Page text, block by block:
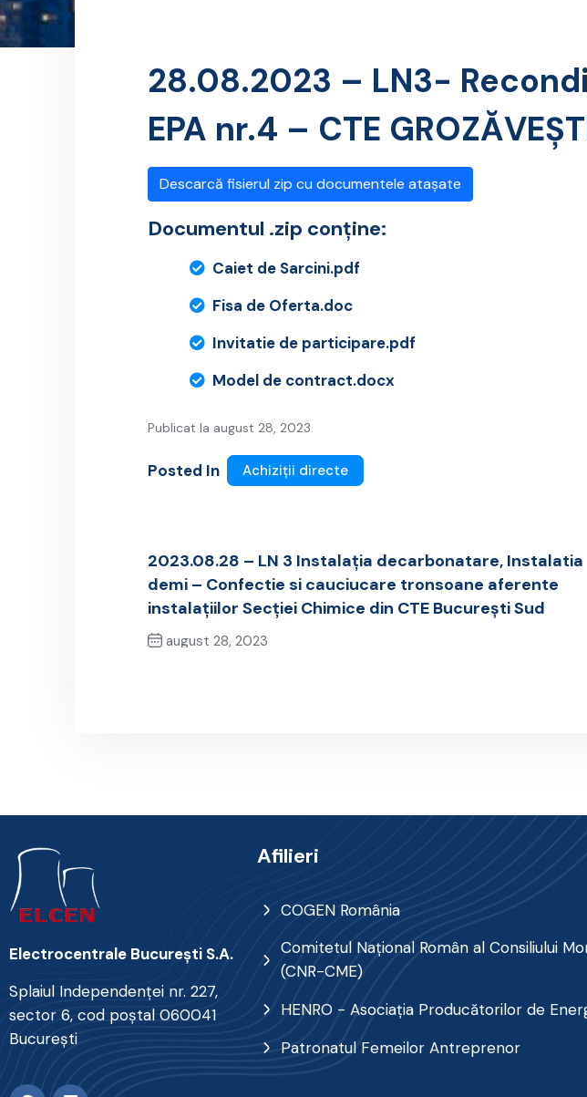
28.08.2023 – LN3-
EPA nr.4 – CTE
Descarcă fisierul zip cu documentele atașate
Documentul .zip conține:
Caiet de Sarcini.pdf
Fisa de Oferta.doc
Invitatie de participare.pdf
Model de contract.docx
Publicat la august 28, 2023
Posted In Achiziții directe
2023.08.28 – LN 3 Instalația decarbonatare, Instalatia
demi – Confectie si cauciucare tronsoane aferente
instalaţiilor Secţiei Chimice din CTE Bucureşti Sud
august 28, 2023
Electrocentrale Bucureşti S.A.
Splaiul Independenţei nr. 227,
sector 6, cod poştal 060041
Bucureşti
Afilieri
COGEN România
Comitetul Naţional Român al Consiliului
(CNR-CME)
HENRO - Asociația Producătorilor de
Patronatul Femeilor Antreprenor